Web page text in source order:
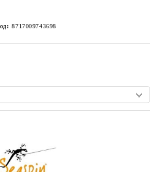
8717009743698